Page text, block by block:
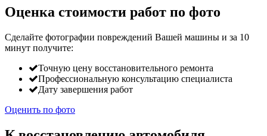
Оценка стоимости работ по фото
Сделайте фотографии повреждений Вашей машины и за 10
минут получите:
Точную цену восстановительного ремонта
Профессиональную консультацию специалиста
Дату завершения работ
Оценить по фото